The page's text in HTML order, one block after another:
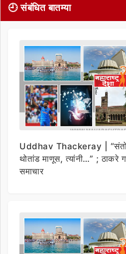
🕘 संबंधित बातम्या
Uddhav Thackeray | “संतोष
थोतांड माणूस, त्यांनी…” ; ठाकरे
समाचार